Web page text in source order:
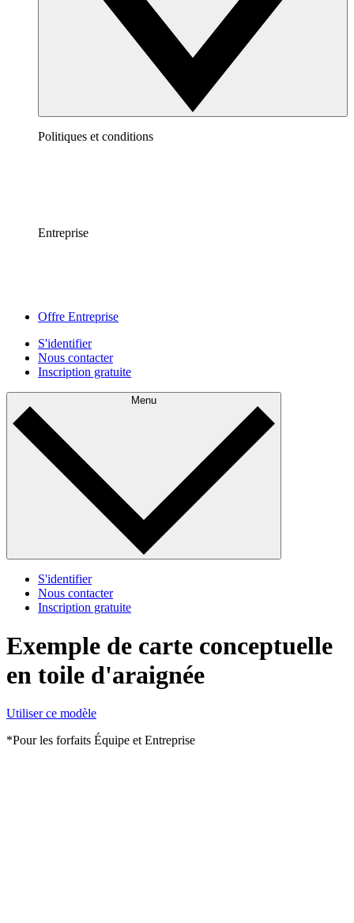
Politiques et conditions
Entreprise
Offre Entreprise
S'identifier
Nous contacter
Inscription gratuite
Menu
S'identifier
Nous contacter
Inscription gratuite
Exemple de carte conceptuelle
en toile d'araignée
Utiliser ce modèle
*Pour les forfaits Équipe et Entreprise